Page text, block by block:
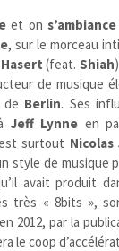
et ons’ambiance
, sur le morceau
(feat.Shiah
de musique
de Berlin. Ses
Jeff Lynne en
surtout Nicolas
style de musique
avait produit
très « 8bits »,
2012, par la
le coop